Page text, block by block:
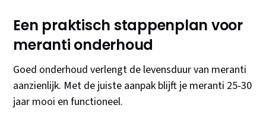
Een praktisch stappenplan voor
meranti onderhoud
Goed onderhoud verlengt de levensduur van meranti
aanzienlijk. Met de juiste aanpak blijft je meranti 25-30
jaar mooi en functioneel.